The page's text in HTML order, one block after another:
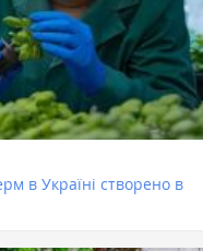
в Україні створено в